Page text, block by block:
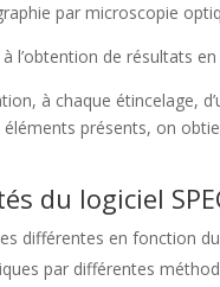
par microscopie
de résultats
à chaque étincelage,
présents, on
du logiciel
différentes en fonction
par différentes